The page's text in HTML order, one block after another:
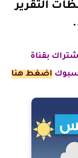
التقرير
بقناة
اضغط هنا